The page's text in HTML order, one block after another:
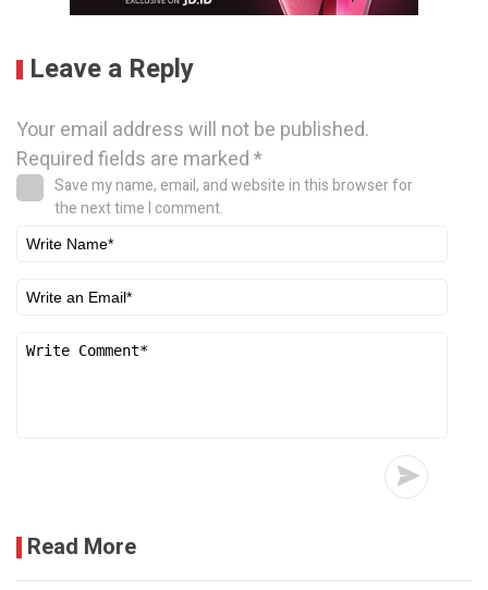
Leave a Reply
Your email address will not be published.
Required fields are marked*
Save my name, email, and website in this browser for
the next time I comment.
Read More